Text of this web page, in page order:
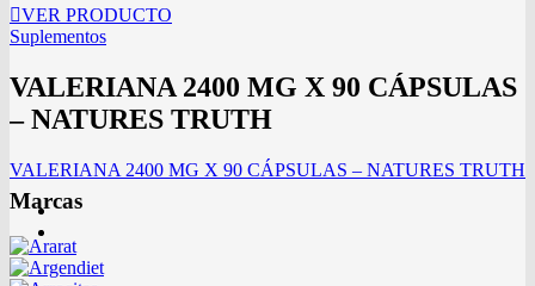
VER PRODUCTO
Suplementos
VALERIANA 2400 MG X 90 CÁPSULAS
– NATURES TRUTH
VALERIANA 2400 MG X 90 CÁPSULAS – NATURES TRUTH
Marcas